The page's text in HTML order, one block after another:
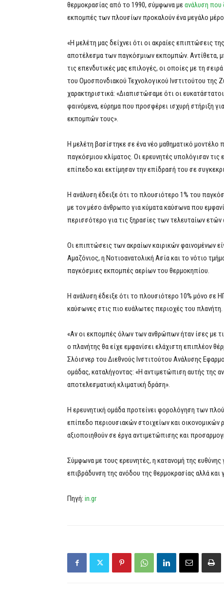
θερμοκρασίας από το 1990, σύμφωνα με ανάλυση που
εκπομπές των πλουσίων προκαλούν ένα μεγάλο
«Η μελέτη μας δείχνει ότι οι ακραίες επιπτώσεις
αποτέλεσμα των παγκόσμιων εκπομπών. Αντίθετα,
τις επενδυτικές μας επιλογές, οι οποίες με τη
του Ομοσπονδιακού Τεχνολογικού Ινστιτούτου της
χαρακτηριστικά: «Διαπιστώσαμε ότι οι
φαινόμενα, εύρημα που προσφέρει ισχυρή στήριξη
εκπομπών τους».
Η μελέτη βασίστηκε σε ένα νέο μαθηματικό
παγκόσμιου κλίματος. Οι ερευνητές υπολόγισαν
επίπεδο και εκτίμησαν την επίδρασή του σε
Η ανάλυση έδειξε ότι το πλουσιότερο 1% του
με τον μέσο άνθρωπο για κύματα καύσωνα που
περισσότερο για τις ξηρασίες των τελευταίων ετών
Οι επιπτώσεις των ακραίων καιρικών φαινομένων
Αμαζόνιος, η Νοτιοανατολική Ασία και το νότιο
παγκόσμιες εκπομπές αερίων του θερμοκηπίου.
Η ανάλυση έδειξε ότι το πλουσιότερο 10% μόνο σε
καύσωνες στις πιο ευάλωτες περιοχές του πλανήτη.
«Αν οι εκπομπές όλων των ανθρώπων ήταν ίσες με
ο πλανήτης θα είχε εμφανίσει ελάχιστη επιπλέον
Σλόισνερ του Διεθνούς Ινστιτούτου Ανάλυσης
ομάδας, καταλήγοντας: «Η αντιμετώπιση αυτής της
αποτελεσματική κλιματική δράση».
Η ερευνητική ομάδα προτείνει φορολόγηση των
επίπεδο περιουσιακών στοιχείων και
αξιοποιηθούν σε έργα αντιμετώπισης και
Σύμφωνα με τους ερευνητές, η κατανομή της ευθύνης
επιβράδυνση της ανόδου της θερμοκρασίας αλλά και
Πηγή: in.gr